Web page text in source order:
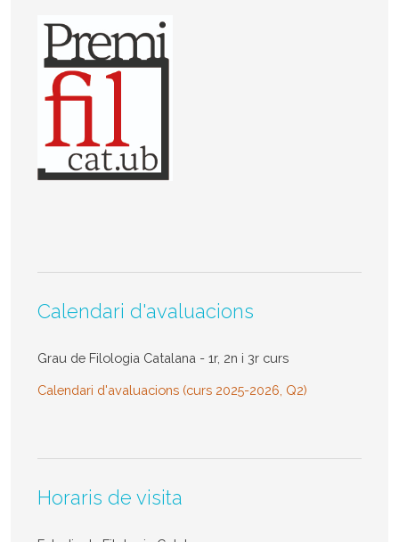
Calendari d'avaluacions
Grau de Filologia Catalana - 1r, 2n i 3r curs
Calendari d'avaluacions (curs 2025-2026, Q2)
Horaris de visita